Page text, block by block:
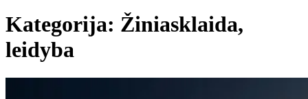
Kategorija: Žiniasklaida,
leidyba